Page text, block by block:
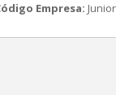
Empresa: